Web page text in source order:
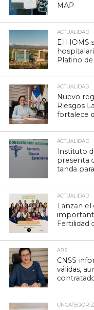
MAP
ACTUALIDAD
El HOMS
Platino
ACTUALIDAD
Nuevo
Riesgos
fortalece
ACTUALIDAD
Instituto
presenta
tanda
ACTUALIDAD
Lanzan
Fertilidad
ARS
CNSS
válidas,